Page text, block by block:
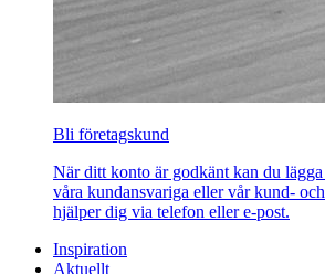
Bli företagskund
När ditt konto är godkänt kan du
våra kundansvariga eller vår kund-
hjälper dig via telefon eller e-post.
Inspiration
Aktuellt